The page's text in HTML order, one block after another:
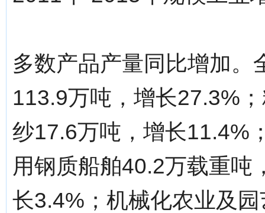
多数产品产量同比增加。
113.9万吨，增长27.3%
纱17.6万吨，增长11.4%
用钢质船舶40.2万载重吨
长3.4%；机械化农业及